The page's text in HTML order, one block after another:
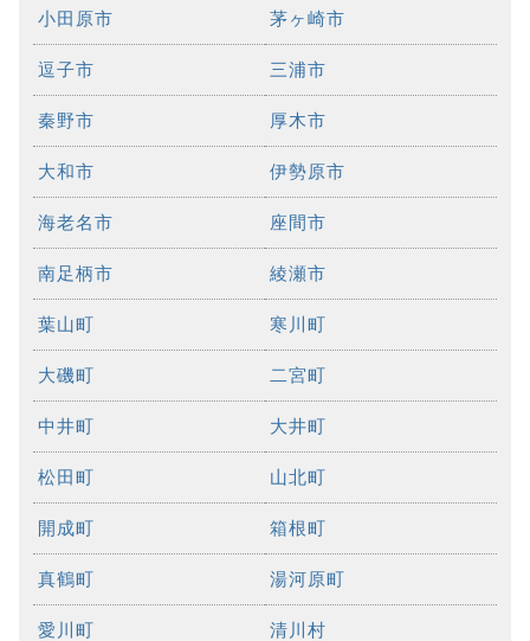
小田原市 茅ヶ崎市
逗子市 三浦市
秦野市 厚木市
大和市 伊勢原市
海老名市 座間市
南足柄市 綾瀬市
葉山町 寒川町
大磯町 二宮町
中井町 大井町
松田町 山北町
開成町 箱根町
真鶴町 湯河原町
愛川町 清川村